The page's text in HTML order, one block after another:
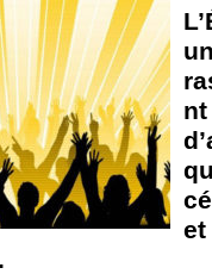
un
nt
et